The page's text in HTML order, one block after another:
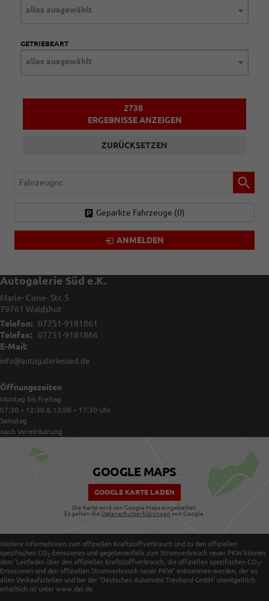
alles ausgewählt
GETRIEBEART
alles ausgewählt
2738
ERGEBNISSE ANZEIGEN
ZURÜCKSETZEN
Fahrzeugnr.
Geparkte Fahrzeuge (0)
ANMELDEN
Autogalerie Süd e.K.
Marie- Curie- Str. 5
79761 Waldshut
Telefon:
07751-9181861
Telefax:
07751-9181866
E-Mail:
info@autogaleriesued.de
Öffnungszeiten
Montag bis Freitag
07:30 – 12:30 & 13:00 – 17:30 Uhr
Samstag
nach Vereinbarung
GOOGLE MAPS
GOOGLE KARTE LADEN
Die Karte wird von Google Maps eingebettet.
Es gelten die Datenschutzerklärungen von Google.
Weitere Informationen zum offiziellen Kraftstoffverbrauch und zu den offiziellen
spezifischen CO 2-Emissionen und gegebenenfalls zum Stromverbrauch neuer PKW können
dem 'Leitfaden über den offiziellen Kraftstoffverbrauch, die offiziellen spezifischen CO 2-
Emissionen und den offiziellen Stromverbrauch neuer PKW' entnommen werden, der an
allen Verkaufsstellen und bei der 'Deutschen Automobil Treuhand GmbH' unentgeltlich
erhältlich ist unter www.dat.de.